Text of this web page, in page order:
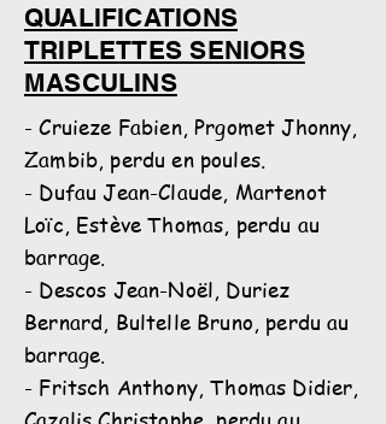
QUALIFICATIONS
TRIPLETTES SENIORS
MASCULINS
- Cruieze Fabien, Prgomet Jhonny,
Zambib, perdu en poules.
- Dufau Jean-Claude, Martenot
Loïc, Estève Thomas, perdu au
barrage.
- Descos Jean-Noël, Duriez
Bernard, Bultelle Bruno, perdu au
barrage.
- Fritsch Anthony, Thomas Didier,